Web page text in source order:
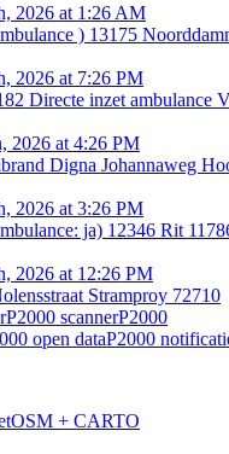
2026 at 1:26 AM
) 13175
2026 at 7:26 PM
Directe inzet ambulance
2026 at 4:26 PM
Digna Johannaweg
2026 at 3:26 PM
ja) 12346 Rit
2026 at 12:26 PM
Stramproy 72710
P2000 scannerP2000
open dataP2000
OSM + CARTO